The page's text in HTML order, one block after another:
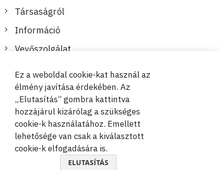
Társaságról
Információ
Vevőszolgálat
Biztonságos és kényelmes fizetések
© 2019-2026 Megamix s.r.o.
Ez a weboldal cookie-kat használ az
élmény javítása érdekében. Az
„Elutasítás” gombra kattintva
hozzájárul kizárólag a szükséges
cookie-k használatához. Emellett
lehetősége van csak a kiválasztott
cookie-k elfogadására is.
ELUTASÍTÁS